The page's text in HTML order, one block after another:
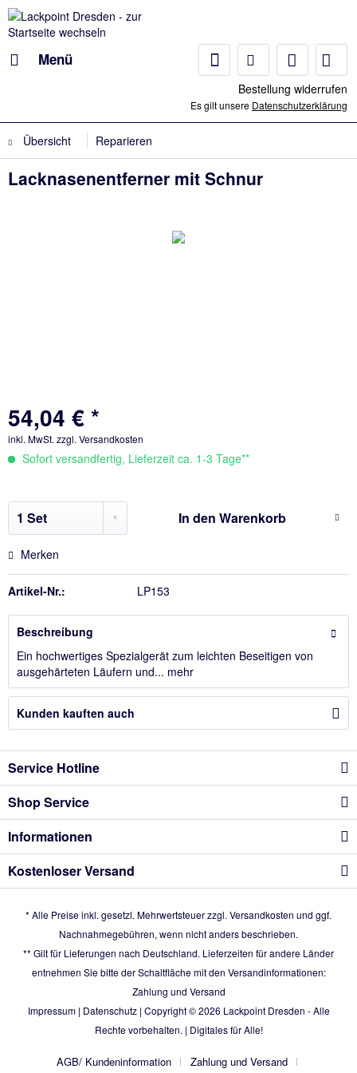
Menü
Bestellung widerrufen
Es gilt unsere Datenschutzerklärung
Übersicht Reparieren
Lacknasenentferner mit Schnur
54,04 € *
inkl. MwSt. zzgl. Versandkosten
Sofort versandfertig, Lieferzeit ca. 1-3 Tage**
In den Warenkorb
Merken
Artikel-Nr.: LP153
Beschreibung
Ein hochwertiges Spezialgerät zum leichten Beseitigen von
ausgehärteten Läufern und... mehr
Kunden kauften auch
Service Hotline
Shop Service
Informationen
Kostenloser Versand
* Alle Preise inkl. gesetzl. Mehrwertsteuer zzgl. Versandkosten und ggf.
Nachnahmegebühren, wenn nicht anders beschrieben.
** Gilt für Lieferungen nach Deutschland. Lieferzeiten für andere Länder
entnehmen Sie bitte der Schaltfläche mit den Versandinformationen:
Zahlung und Versand
Impressum| Datenschutz| Copyright © 2026 Lackpoint Dresden - Alle
Rechte vorbehalten. | Digitales für Alle!
AGB/ Kundeninformation Zahlung und Versand